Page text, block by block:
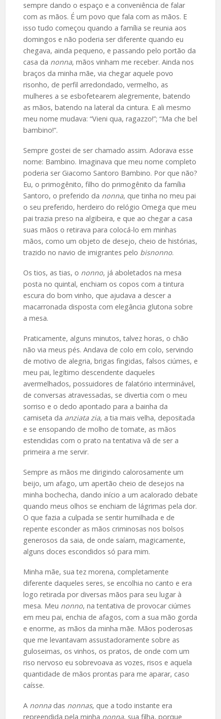
sempre dando o espaço e a conveniência de falar
com as mãos. É um povo que fala com as mãos. E
isso tudo começou quando a família se reunia aos
domingos e não poderia ser diferente quando eu
chegava, ainda pequeno, e passando pelo portão da
casa da nonna, mãos vinham me receber. Ainda nos
braços da minha mãe, via chegar aquele povo
risonho, de perfil arredondado, vermelho, as
mulheres a se esbofetearem alegremente, batendo
as mãos, batendo na lateral da cintura. E ali mesmo
meu nome mudava: “Vieni qua, ragazzo!”; “Ma che bel
bambino!”.
Sempre gostei de ser chamado assim. Adorava esse
nome: Bambino. Imaginava que meu nome completo
poderia ser Giacomo Santoro Bambino. Por que não?
Eu, o primogênito, filho do primogênito da família
Santoro, o preferido da nonna, que tinha no meu pai
o seu preferido, herdeiro do relógio Omega que meu
pai trazia preso na algibeira, e que ao chegar a casa
suas mãos o retirava para colocá-lo em minhas
mãos, como um objeto de desejo, cheio de histórias,
trazido no navio de imigrantes pelo bisnonno.
Os tios, as tias, o nonno, já aboletados na mesa
posta no quintal, enchiam os copos com a tintura
escura do bom vinho, que ajudava a descer a
macarronada disposta com elegância glutona sobre
a mesa.
Praticamente, alguns minutos, talvez horas, o chão
não via meus pés. Andava de colo em colo, servindo
de motivo de alegria, brigas fingidas, falsos ciúmes, e
meu pai, legítimo descendente daqueles
avermelhados, possuidores de falatório interminável,
de conversas atravessadas, se divertia com o meu
sorriso e o dedo apontado para a bainha da
camiseta da anziata zia, a tia mais velha, depositada
e se ensopando de molho de tomate, as mãos
estendidas com o prato na tentativa vã de ser a
primeira a me servir.
Sempre as mãos me dirigindo calorosamente um
beijo, um afago, um apertão cheio de desejos na
minha bochecha, dando início a um acalorado debate
quando meus olhos se enchiam de lágrimas pela dor.
O que fazia a culpada se sentir humilhada e de
repente esconder as mãos criminosas nos bolsos
generosos da saia, de onde saíam, magicamente,
alguns doces escondidos só para mim.
Minha mãe, sua tez morena, completamente
diferente daqueles seres, se encolhia no canto e era
logo retirada por diversas mãos para seu lugar à
mesa. Meu nonno, na tentativa de provocar ciúmes
em meu pai, enchia de afagos, com a sua mão gorda
e enorme, as mãos da minha mãe. Mãos poderosas
que me levantavam assustadoramente sobre as
guloseimas, os vinhos, os pratos, de onde com um
riso nervoso eu sobrevoava as vozes, risos e aquela
quantidade de mãos prontas para me aparar, caso
caísse.
A nonnadas nonnas, que a todo instante era
repreendida pela minha nonna, sua filha, porque